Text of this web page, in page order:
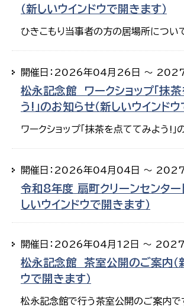
（新しいウインドウで開きます）
ひきこもり当事者の方の居場所につい
開催日：2026年04月26日 ～
松永記念館 ワークショップ「抹
う!」のお知らせ（新しいウインドウ
ワークショップ「抹茶を点ててみよう!」
開催日：2026年04月04日 ～
令和8年度 扇町クリーンセンター
しいウインドウで開きます）
開催日：2026年04月12日 ～
松永記念館 茶室公開のご案内（
ウで開きます）
松永記念館で行う茶室公開のご案内で